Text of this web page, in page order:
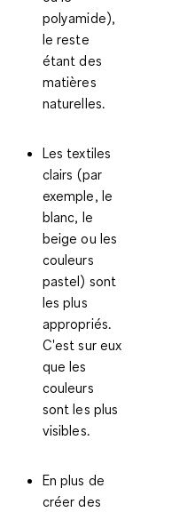
polyamide),
le reste
étant des
matières
naturelles.
Les textiles
clairs (par
exemple, le
blanc, le
beige ou les
couleurs
pastel) sont
les plus
appropriés.
C'est sur eux
que les
couleurs
sont les plus
visibles.
En plus de
créer des